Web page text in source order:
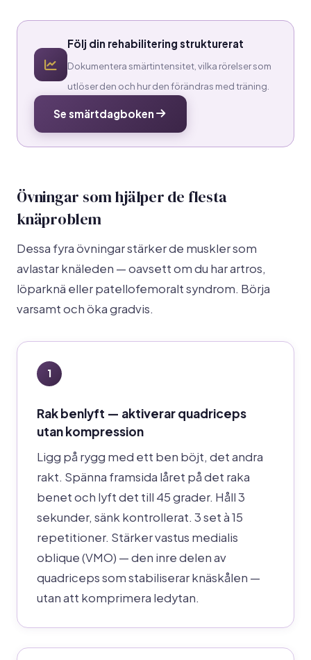
Följ din rehabilitering strukturerat
Dokumentera smärtintensitet, vilka rörelser som
utlöser den och hur den förändras med träning.
Se smärtdagboken
Övningar som hjälper de flesta
knäproblem
Dessa fyra övningar stärker de muskler som
avlastar knäleden — oavsett om du har artros,
löparknä eller patellofemoralt syndrom. Börja
varsamt och öka gradvis.
1
Rak benlyft — aktiverar quadriceps
utan kompression
Ligg på rygg med ett ben böjt, det andra
rakt. Spänna framsida låret på det raka
benet och lyft det till 45 grader. Håll 3
sekunder, sänk kontrollerat. 3 set à 15
repetitioner. Stärker vastus medialis
oblique (VMO) — den inre delen av
quadriceps som stabiliserar knäskålen —
utan att komprimera ledytan.